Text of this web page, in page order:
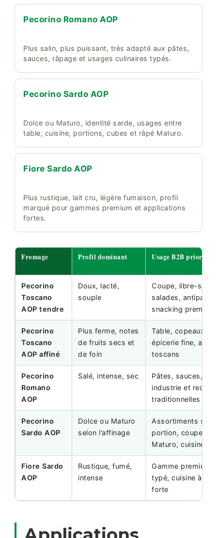
Pecorino Romano AOP
Plus salin, plus puissant, très adapté aux pâtes,
sauces, râpage et usages culinaires typés.
Pecorino Sardo AOP
Dolce ou Maturo, identité sarde, usages entre
table, cuisine, portions, cubes et râpé Maturo.
Fiore Sardo AOP
Plus rustique, lait cru, légère fumaison, profil
marqué pour gammes premium et applications
fortes.
Fromage Profil dominant Usage B2B
Pecorino
Toscano
AOP tendre
Doux, lacté,
souple
Coupe, libre-
salades, antipasti,
snacking premium
Pecorino
Toscano
AOP affiné
Plus ferme, notes
de fruits secs et
de foin
Table, copeaux,
épicerie fine,
toscans
Pecorino
Romano
AOP
Salé, intense, sec
Pâtes, sauces,
industrie et
traditionnelles
Pecorino
Sardo AOP
Dolce ou Maturo
selon l’affinage
Assortiments
portion, coupe,
Maturo, cuisine
Fiore Sardo
AOP
Rustique, fumé,
intense
Gamme premium,
typé, cuisine à
forte